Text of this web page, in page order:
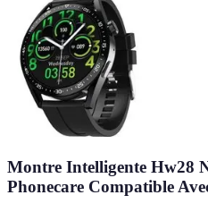
Montre Intelligente Hw28
Phonecare Compatible